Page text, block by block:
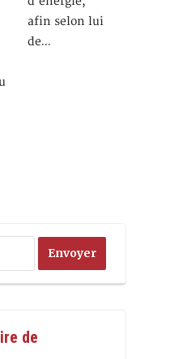
afin selon lui
de…
de